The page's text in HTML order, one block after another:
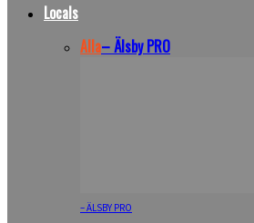
Locals
Alla– Älsby PRO
– ÄLSBY PRO